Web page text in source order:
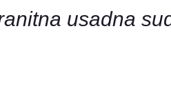
usadna